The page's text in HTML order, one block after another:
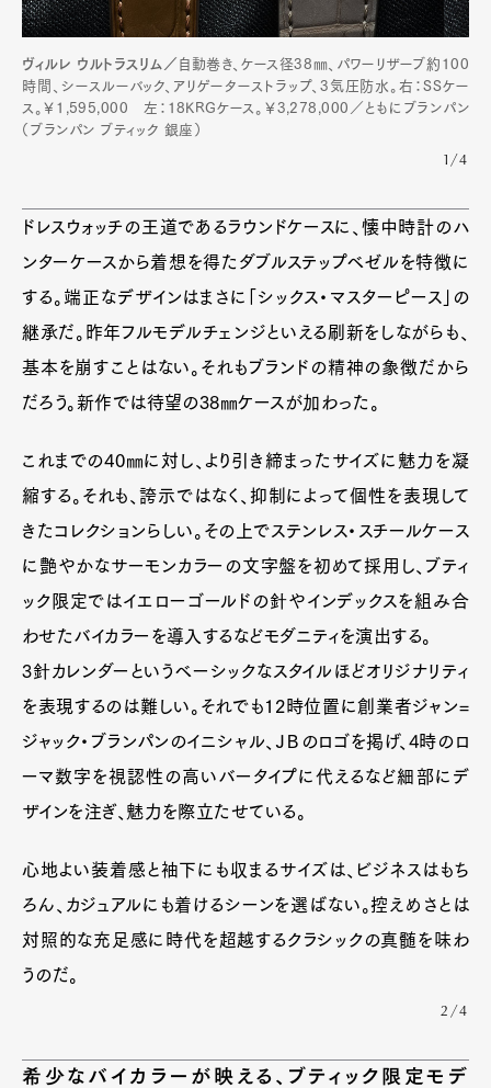
ProductCulture Lifestyle
Pen Membership
Pen Meet
Pen international Pen tw
ヴィルレ ウルトラスリム／ 自動巻き、ケース径38㎜、パワーリザーブ約100
時間、シースルーバック、アリゲーターストラップ、3気圧防水。右：SSケー
ス。￥1,595,000 左：18KRGケース。￥3,278,000／ともにブランパン
（ブランパン ブティック 銀座）
1/4
ドレスウォッチの王道であるラウンドケースに、懐中時計のハ
ンターケースから着想を得たダブルステップベゼルを特徴に
する。端正なデザインはまさに「シックス・マスターピース」の
継承だ。昨年フルモデルチェンジといえる刷新をしながらも、
基本を崩すことはない。それもブランドの精神の象徴だから
だろう。新作では待望の38㎜ケースが加わった。
これまでの40㎜に対し、より引き締まったサイズに魅力を凝
縮する。それも、誇示ではなく、抑制によって個性を表現して
きたコレクションらしい。その上でステンレス・スチールケース
に艶やかなサーモンカラーの文字盤を初めて採用し、ブティ
ック限定ではイエローゴールドの針やインデックスを組み合
わせたバイカラーを導入するなどモダニティを演出する。
3針カレンダーというベーシックなスタイルほどオリジナリティ
を表現するのは難しい。それでも12時位置に創業者ジャン=
ジャック・ブランパンのイニシャル、ＪＢのロゴを掲げ、4時のロ
ーマ数字を視認性の高いバータイプに代えるなど細部にデ
ザインを注ぎ、魅力を際立たせている。
心地よい装着感と袖下にも収まるサイズは、ビジネスはもち
ろん、カジュアルにも着けるシーンを選ばない。控えめさとは
対照的な充足感に時代を超越するクラシックの真髄を味わ
うのだ。
2/4
希少なバイカラーが映える、ブティック限定モデ